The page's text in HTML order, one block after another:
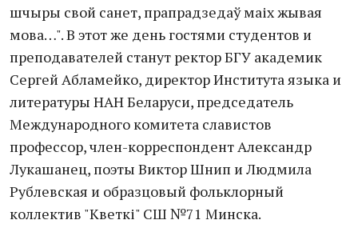
шчыры свой санет, прапрадзедаў маіх жывая
мова…". В этот же день гостями студентов и
преподавателей станут ректор БГУ академик
Сергей Абламейко, директор Института языка и
литературы НАН Беларуси, председатель
Международного комитета славистов
профессор, член-корреспондент Александр
Лукашанец, поэты Виктор Шнип и Людмила
Рублевская и образцовый фольклорный
коллектив "Кветкі" СШ №71 Минска.